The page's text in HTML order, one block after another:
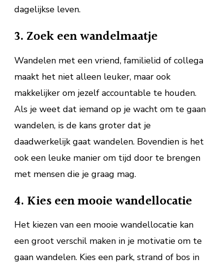
dagelijkse leven.
3. Zoek een wandelmaatje
Wandelen met een vriend, familielid of collega
maakt het niet alleen leuker, maar ook
makkelijker om jezelf accountable te houden.
Als je weet dat iemand op je wacht om te gaan
wandelen, is de kans groter dat je
daadwerkelijk gaat wandelen. Bovendien is het
ook een leuke manier om tijd door te brengen
met mensen die je graag mag.
4. Kies een mooie wandellocatie
Het kiezen van een mooie wandellocatie kan
een groot verschil maken in je motivatie om te
gaan wandelen. Kies een park, strand of bos in